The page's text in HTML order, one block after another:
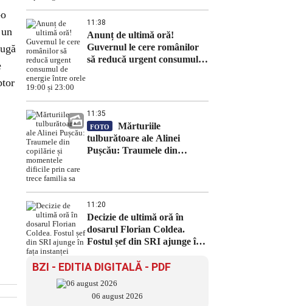
11:38
Anunț de ultimă oră!
Guvernul le cere românilor
să reducă urgent consumul
11:35
FOTO
Mărturiile
tulburătoare ale Alinei
Pușcău: Traumele din
11:20
Decizie de ultimă oră în
dosarul Florian Coldea.
Fostul șef din SRI ajunge în
BZI - EDITIA DIGITALĂ - PDF
06 august 2026